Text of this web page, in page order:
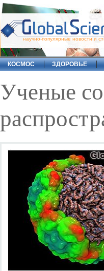
научно-популярные новости и
КОСМОС ЗДОРОВЬЕ
Ученые